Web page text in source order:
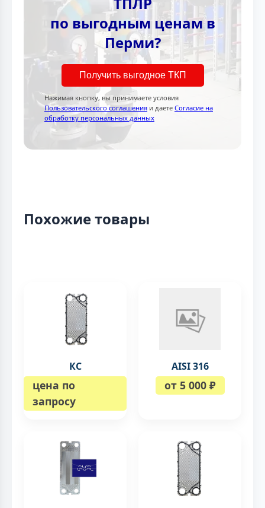
по выгодным ценам в
Перми?
Получить выгодное ТКП
Нажимая кнопку, вы принимаете условия
Пользовательского соглашения и даете Согласие на
обработку персональных данных
Похожие товары
КС
цена по
запросу
AISI 316
от 5 000 ₽